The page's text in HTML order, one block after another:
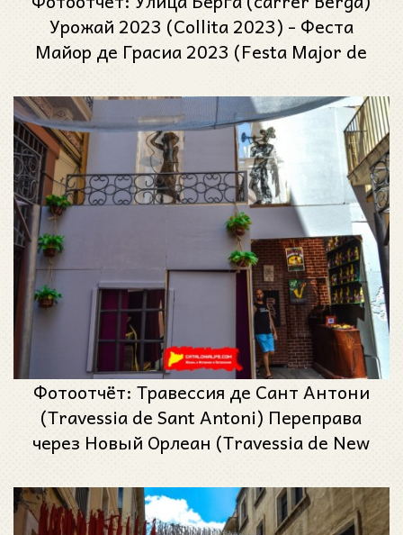
Урожай 2023 (Collita 2023) - Феста
Майор де Грасиа 2023 (Festa Major de
Фотоотчёт: Травессия де Сант Антони
(Travessia de Sant Antoni) Переправа
через Новый Орлеан (Travessia de New
(Festa Major de Gràcia 2023)